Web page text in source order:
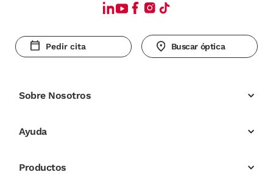
Pedir cita Buscar óptica
Sobre Nosotros
Ayuda
Productos